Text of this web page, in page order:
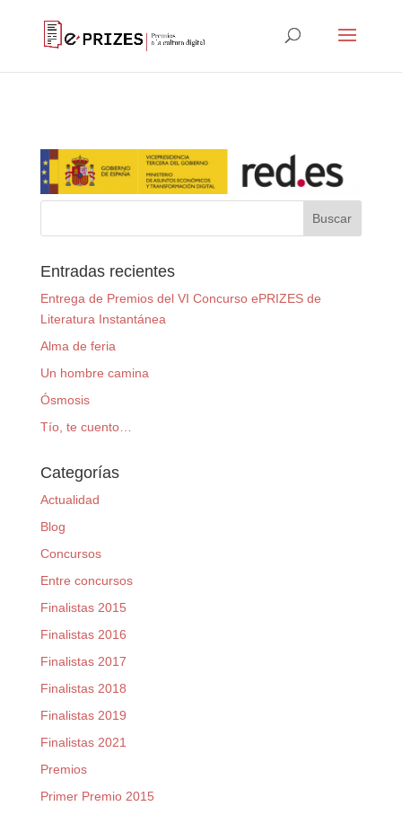
Entradas recientes
Entrega de Premios del VI Concurso ePRIZES de
Literatura Instantánea
Alma de feria
Un hombre camina
Ósmosis
Tío, te cuento…
Categorías
Actualidad
Blog
Concursos
Entre concursos
Finalistas 2015
Finalistas 2016
Finalistas 2017
Finalistas 2018
Finalistas 2019
Finalistas 2021
Premios
Primer Premio 2015